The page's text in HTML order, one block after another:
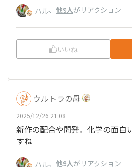
ハル、 他9人がリアクション
いいね
ウルトラの母
2025/12/26 21:08
新作の配合や開発。化学の面白
すね
ハル、 他9人がリアクション